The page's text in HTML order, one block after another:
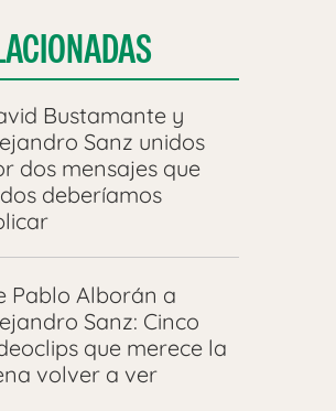
Bustamante y
Sanz unidos
dos mensajes que
deberíamos
Pablo Alborán a
Sanz: Cinco
que merece la
volver a ver